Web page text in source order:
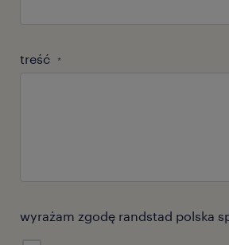
treść *
wyrażam zgodę randstad polska